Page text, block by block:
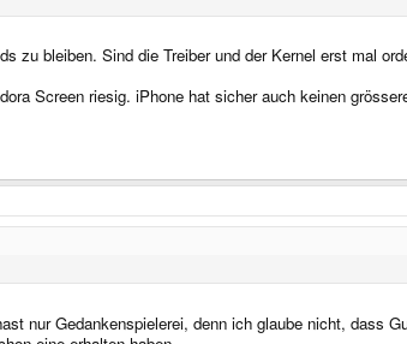
bleiben. Sind die Treiber und der Kernel erst mal
Screen riesig. iPhone hat sicher auch keinen
nur Gedankenspielerei, denn ich glaube nicht, dass